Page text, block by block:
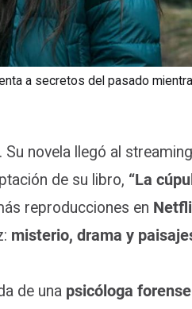
a secretos del pasado
novela llegó al
de su libro, “La
reproducciones en
misterio, drama y
de una psicóloga forense